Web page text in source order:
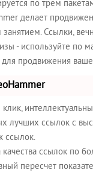
по трем
делает
Ссылки,
- используйте по
продвижения
лучших ссылок с
ссылок.
ссылок по
пересчет